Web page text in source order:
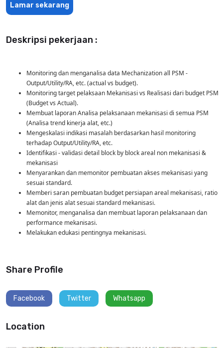
Lamar sekarang
Deskripsi pekerjaan :
Monitoring dan menganalisa data Mechanization all PSM -
Output/Utility/RA, etc. (actual vs budget).
Monitoring target pelaksaan Mekanisasi vs Realisasi dari budget PSM
(Budget vs Actual).
Membuat laporan Analisa pelaksanaan mekanisasi di semua PSM
(Analisa trend kinerja alat, etc.)
Mengeskalasi indikasi masalah berdasarkan hasil monitoring
terhadap Output/Utility/RA, etc.
Identifikasi - validasi detail block by block areal non mekanisasi &
mekanisasi
Menyarankan dan memonitor pembuatan akses mekanisasi yang
sesuai standard.
Memberi saran pembuatan budget persiapan areal mekanisasi, ratio
alat dan jenis alat sesuai standard mekanisasi.
Memonitor, menganalisa dan membuat laporan pelaksanaan dan
performance mekanisasi.
Melakukan edukasi pentingnya mekanisasi.
Share Profile
Facebook Twitter Whatsapp
Location